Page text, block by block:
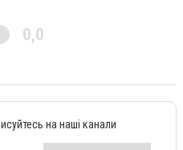
0,0
на наші канали